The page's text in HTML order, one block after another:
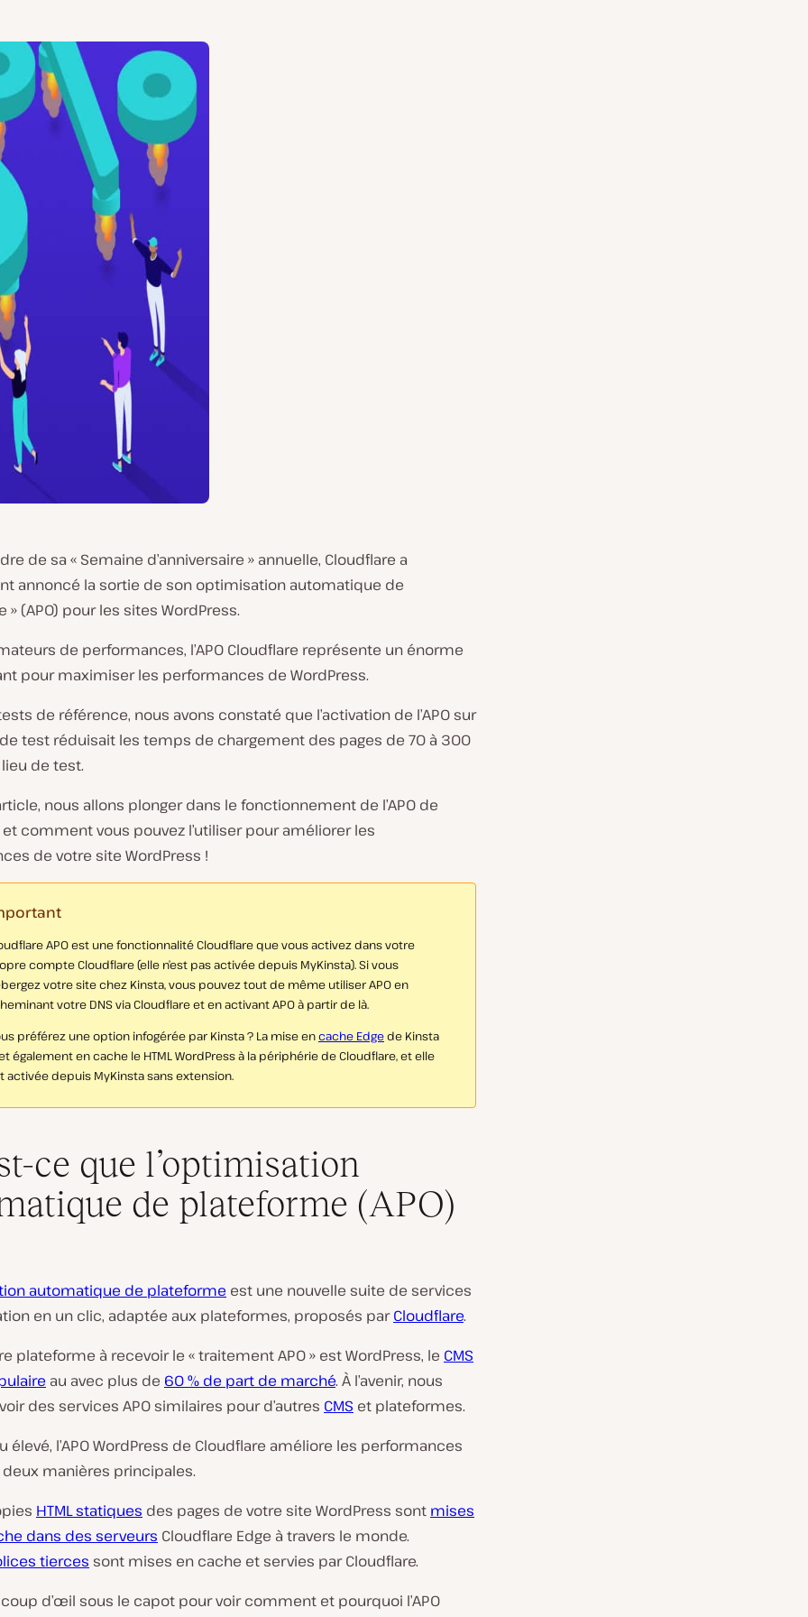
de sa « Semaine d’anniversaire » annuelle, Cloudflare a
annoncé la sortie de son optimisation automatique de
(APO) pour les sites WordPress.
de performances, l’APO Cloudflare représente un énorme
pour maximiser les performances de WordPress.
de référence, nous avons constaté que l’activation de l’APO sur
test réduisait les temps de chargement des pages de 70 à 300
de test.
nous allons plonger dans le fonctionnement de l’APO de
comment vous pouvez l’utiliser pour améliorer les
de votre site WordPress !
APO est une fonctionnalité Cloudflare que vous activez dans votre
compte Cloudflare (elle n’est pas activée depuis MyKinsta). Si vous
votre site chez Kinsta, vous pouvez tout de même utiliser APO en
votre DNS via Cloudflare et en activant APO à partir de là.
préférez une option infogérée par Kinsta ? La mise encache Edgede Kinsta
également en cache le HTML WordPress à la périphérie de Cloudflare, et elle
activée depuis MyKinsta sans extension.
ce que l’optimisation
de plateforme (APO)
automatique de plateforme est une nouvelle suite de services
en un clic, adaptée aux plateformes, proposés parCloudflare.
plateforme à recevoir le « traitement APO » est WordPress, le CMS
au avec plus de 60 % de part de marché. À l’avenir, nous
des services APO similaires pour d’autres CMS et plateformes.
élevé, l’APO WordPress de Cloudflare améliore les performances
manières principales.
HTML statiques des pages de votre site WordPress sont mises
dans des serveurs Cloudflare Edge à travers le monde.
tierces sont mises en cache et servies par Cloudflare.
d’œil sous le capot pour voir comment et pourquoi l’APO